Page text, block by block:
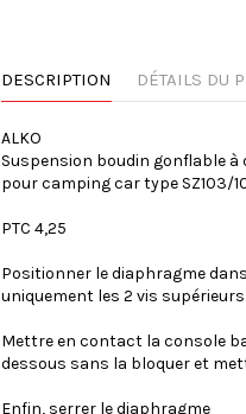
DESCRIPTION DÉTAILS DU
ALKO
Suspension boudin gonflable à
pour camping car type SZ103/
PTC 4,25
Positionner le diaphragme
uniquement les 2 vis supérieurs.
Mettre en contact la console
dessous sans la bloquer et
Enfin, serrer le diaphragme